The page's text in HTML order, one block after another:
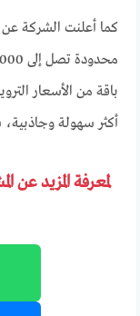
كما أعلنت الشركة
أكثر سهولة
لمعرفة المزيد عن